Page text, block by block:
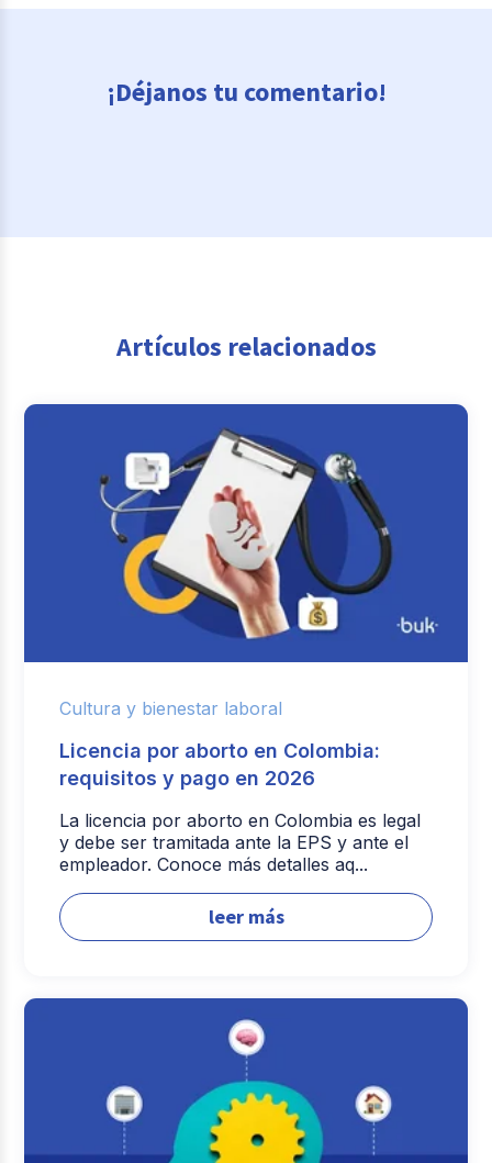
¡Déjanos tu comentario!
Artículos relacionados
Cultura y bienestar laboral
Licencia por aborto en Colombia:
requisitos y pago en 2026
La licencia por aborto en Colombia es legal
y debe ser tramitada ante la EPS y ante el
empleador. Conoce más detalles aq...
leer más